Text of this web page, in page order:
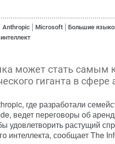
Anthropic Microsoft Большие
может стать самым
гиганта в
где разработали
ведет переговоры об
удовлетворить растущий
интеллекта, сообщает The